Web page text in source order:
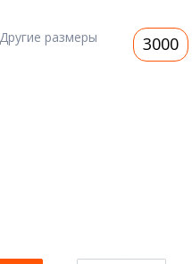
Другие размеры 3000